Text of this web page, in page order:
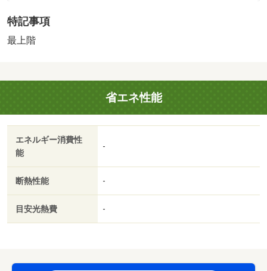
／仲介手数料不要／バストイレ別／エアコン／室内洗濯置
／温水洗浄便座／宅配ボックス／ＣＡＴＶ／光ファイバー
ー）まで１１３９ｍ／ファミリーマート（コンビニ）まで
１８１ｍ／ローソン（コンビニ）まで５３２ｍ／ドラッグ
ストアモリ（ドラッグストア）まで７８１ｍ/賃貸戸数:10
戸
特記事項
最上階
省エネ性能
エネルギー消費性
能
-
断熱性能 -
目安光熱費 -